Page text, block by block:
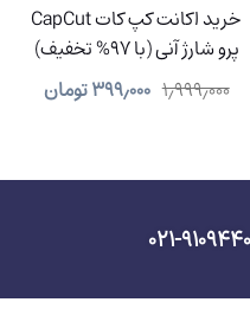
خرید اکانت کپ کات CapCut
پرو شارژ آنی (با 97% تخفیف)
۱٫۹۹۹٫۰۰۰ ۳۹۹٫۰۰۰تومان